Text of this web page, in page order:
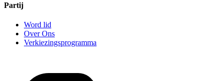
Partij
Word lid
Over Ons
Verkiezingsprogramma